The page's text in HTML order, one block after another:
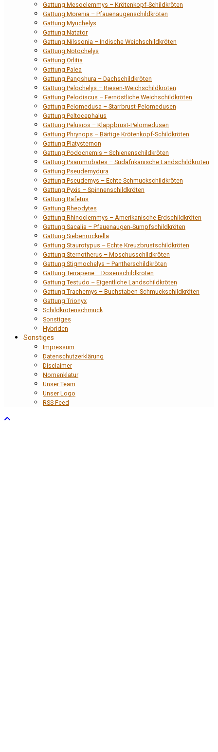
Gattung Mesoclemmys – Krötenkopf-Schildkröten
Gattung Morenia – Pfauenaugenschildkröten
Gattung Myuchelys
Gattung Natator
Gattung Nilssonia – Indische Weichschildkröten
Gattung Notochelys
Gattung Orlitia
Gattung Palea
Gattung Pangshura – Dachschildkröten
Gattung Pelochelys – Riesen-Weichschildkröten
Gattung Pelodiscus – Fernöstliche Weichschildkröten
Gattung Pelomedusa – Starrbrust-Pelomedusen
Gattung Peltocephalus
Gattung Pelusios – Klappbrust-Pelomedusen
Gattung Phrynops – Bärtige Krötenkopf-Schildkröten
Gattung Platysternon
Gattung Podocnemis – Schienenschildkröten
Gattung Psammobates – Südafrikanische Landschildkröten
Gattung Pseudemydura
Gattung Pseudemys – Echte Schmuckschildkröten
Gattung Pyxis – Spinnenschildkröten
Gattung Rafetus
Gattung Rheodytes
Gattung Rhinoclemmys – Amerikanische Erdschildkröten
Gattung Sacalia – Pfauenaugen-Sumpfschildkröten
Gattung Siebenrockiella
Gattung Staurotypus – Echte Kreuzbrustschildkröten
Gattung Sternotherus – Moschusschildkröten
Gattung Stigmochelys – Pantherschildkröten
Gattung Terrapene – Dosenschildkröten
Gattung Testudo – Eigentliche Landschildkröten
Gattung Trachemys – Buchstaben-Schmuckschildkröten
Gattung Trionyx
Schildkrötenschmuck
Sonstiges
Hybriden
Sonstiges
Impressum
Datenschutzerklärung
Disclaimer
Nomenklatur
Unser Team
Unser Logo
RSS Feed